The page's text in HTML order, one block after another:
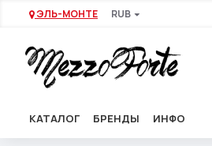
ЭЛЬ-МОНТЕ RUB
КАТАЛОГ БРЕНДЫ ИНФО